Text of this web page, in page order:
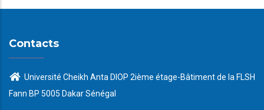
Contacts
Université Cheikh Anta DIOP 2ième étage-Bâtiment de la FLSH
Fann BP 5005 Dakar Sénégal